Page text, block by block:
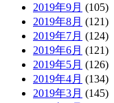
2019年9月 (105)
2019年8月 (121)
2019年7月 (124)
2019年6月 (121)
2019年5月 (126)
2019年4月 (134)
2019年3月 (145)